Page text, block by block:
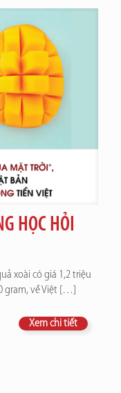
HỌC HỎI
xoài có giá 1,2 triệu
gram, về Việt […]
Xem chi tiết